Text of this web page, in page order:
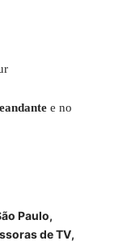
e no
Paulo
de TV